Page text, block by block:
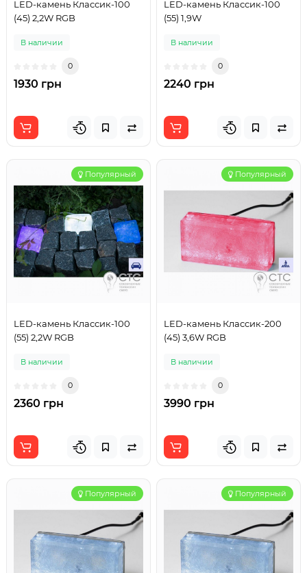
LED-камень Классик-100
(45) 2,2W RGB
В наличии
0
1930 грн
LED-камень Классик-100
(55) 1,9W
В наличии
0
2240 грн
Популярный
LED-камень Классик-100
(55) 2,2W RGB
В наличии
0
2360 грн
Популярный
LED-камень Классик-200
(45) 3,6W RGB
В наличии
0
3990 грн
Популярный Популярный